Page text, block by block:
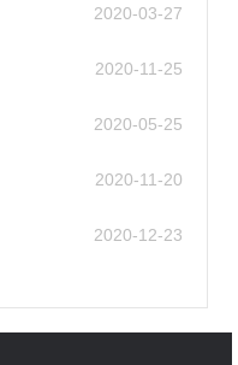
2020-03-27
2020-11-25
2020-05-25
2020-11-20
2020-12-23